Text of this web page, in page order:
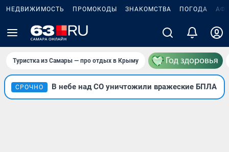
НЕДВИЖИМОСТЬ ПРОМОКОДЫ ЗНАКОМСТВА ПОГОДА
Туристка из Самары — про отдых в Крыму
СРОЧНО В небе над СО уничтожили вражеские БПЛА